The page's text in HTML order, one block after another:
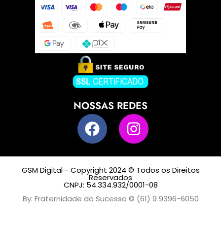
NOSSAS REDES
GSM Digital - Copyright 2024 © Todos os Direitos
Reservados
CNPJ: 54.334.932/0001-08
By: Fraternidade do Sucesso © (61) 9 9396-6050